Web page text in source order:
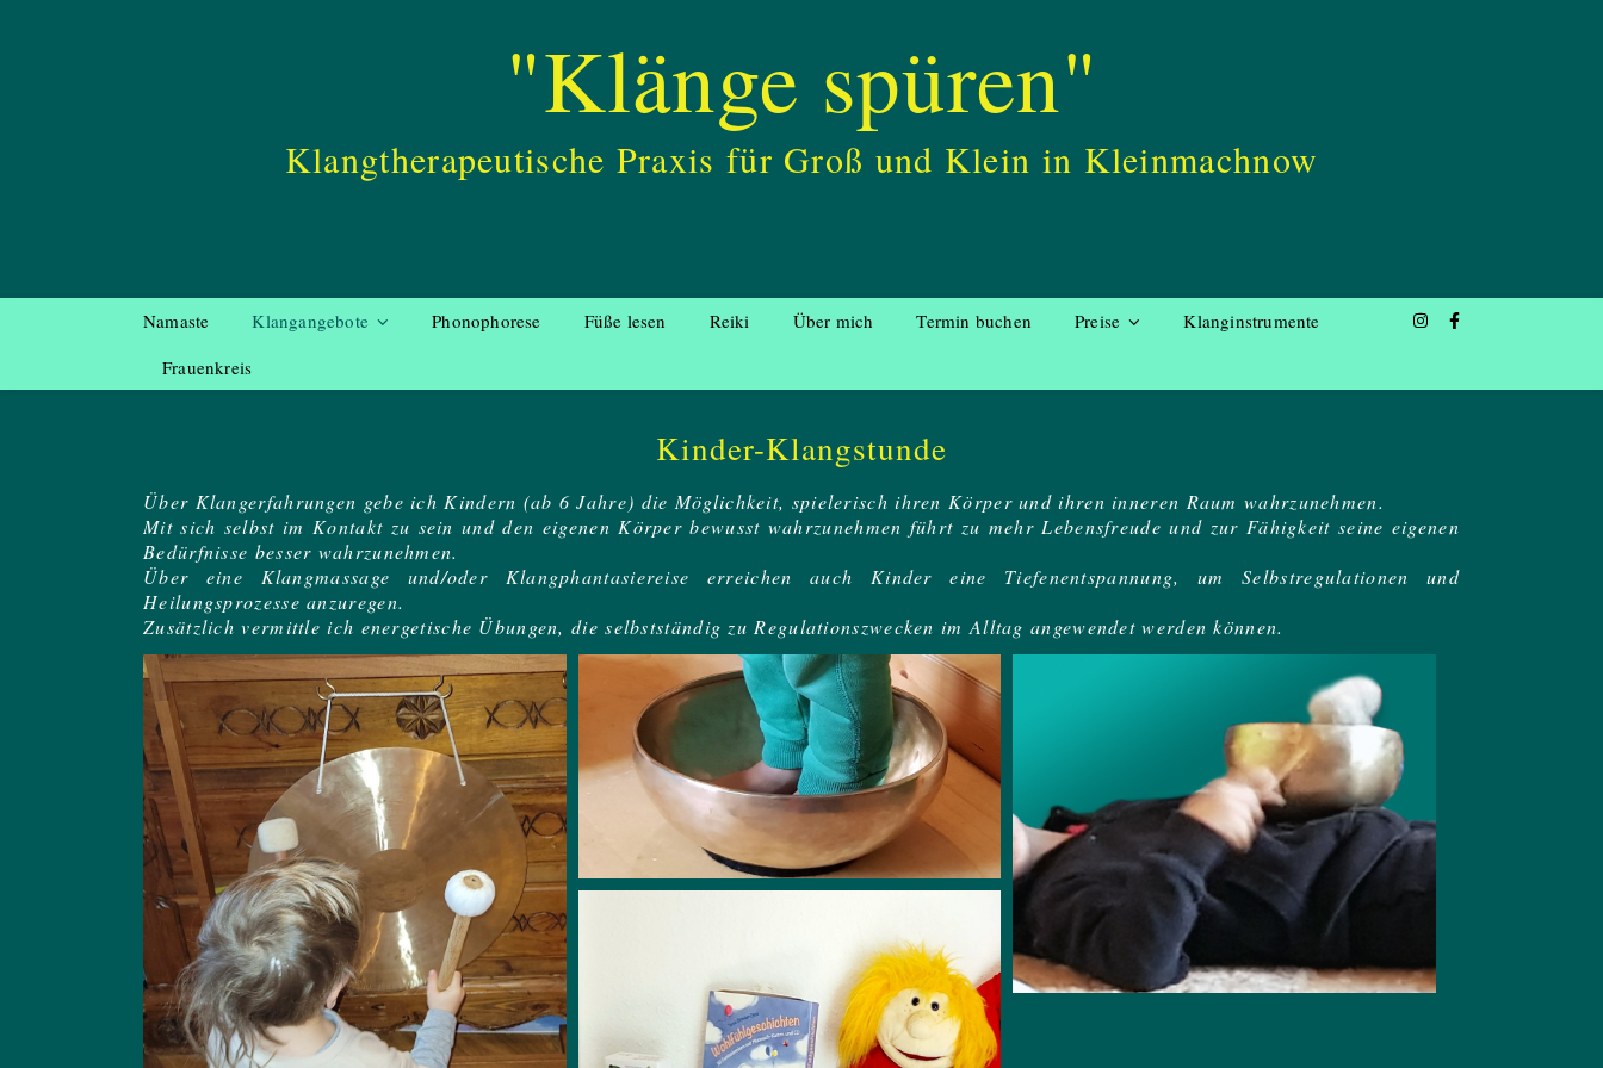
"Klänge spüren"
Klangtherapeutische Praxis für Groß und Klein in Kleinmachnow
Namaste Klangangebote Phonophorese Füße lesen Reiki Über mich Termin buchen Preise
Klanginstrumente
Frauenkreis
Kinder-Klangstunde
Über Klangerfahrungen gebe ich Kindern (ab 6 Jahre) die Möglichkeit, spielerisch ihren Körper und ihren inneren Raum wahrzunehmen.
Mit sich selbst im Kontakt zu sein und den eigenen Körper bewusst wahrzunehmen führt zu mehr Lebensfreude und zur Fähigkeit seine eigenen
Bedürfnisse besser wahrzunehmen.
Über eine Klangmassage und/oder Klangphantasiereise erreichen auch Kinder eine Tiefenentspannung, um Selbstregulationen und
Heilungsprozesse anzuregen.
Zusätzlich vermittle ich energetische Übungen, die selbstständig zu Regulationszwecken im Alltag angewendet werden können.